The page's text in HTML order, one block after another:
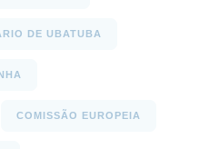
DE UBATUBA
COMISSÃO EUROPEIA